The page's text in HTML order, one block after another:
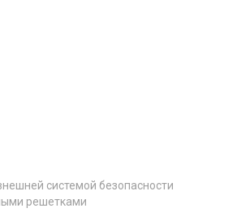
системой безопасности
решетками